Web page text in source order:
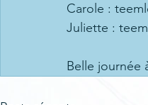
Carole :
Juliette :
Belle journée